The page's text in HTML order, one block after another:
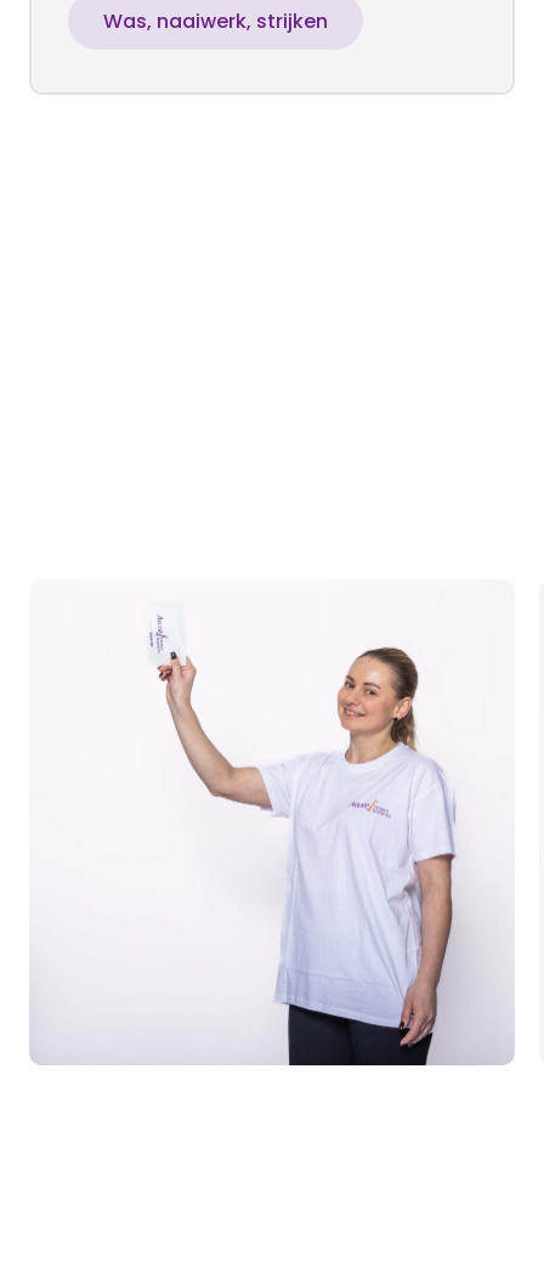
Was, naaiwerk, strijken